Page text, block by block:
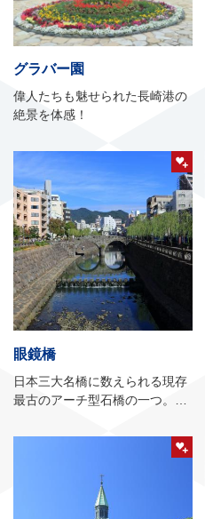
グラバー園
偉人たちも魅せられた長崎港の
絶景を体感！
眼鏡橋
日本三大名橋に数えられる現存
最古のアーチ型石橋の一つ。国